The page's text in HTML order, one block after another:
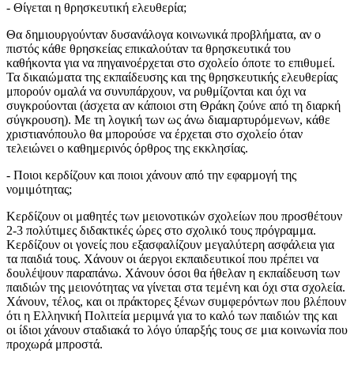
- Θίγεται η θρησκευτική ελευθερία;
Θα δημιουργούνταν δυσανάλογα κοινωνικά προβλήματα, αν ο
πιστός κάθε θρησκείας επικαλούταν τα θρησκευτικά του
καθήκοντα για να πηγαινοέρχεται στο σχολείο όποτε το επιθυμεί.
Τα δικαιώματα της εκπαίδευσης και της θρησκευτικής ελευθερίας
μπορούν ομαλά να συνυπάρχουν, να ρυθμίζονται και όχι να
συγκρούονται (άσχετα αν κάποιοι στη Θράκη ζούνε από τη διαρκή
σύγκρουση). Με τη λογική των ως άνω διαμαρτυρόμενων, κάθε
χριστιανόπουλο θα μπορούσε να έρχεται στο σχολείο όταν
τελειώνει ο καθημερινός όρθρος της εκκλησίας.
- Ποιοι κερδίζουν και ποιοι χάνουν από την εφαρμογή της
νομιμότητας;
Κερδίζουν οι μαθητές των μειονοτικών σχολείων που προσθέτουν
2-3 πολύτιμες διδακτικές ώρες στο σχολικό τους πρόγραμμα.
Κερδίζουν οι γονείς που εξασφαλίζουν μεγαλύτερη ασφάλεια για
τα παιδιά τους. Χάνουν οι άεργοι εκπαιδευτικοί που πρέπει να
δουλέψουν παραπάνω. Χάνουν όσοι θα ήθελαν η εκπαίδευση των
παιδιών της μειονότητας να γίνεται στα τεμένη και όχι στα σχολεία.
Χάνουν, τέλος, και οι πράκτορες ξένων συμφερόντων που βλέπουν
ότι η Ελληνική Πολιτεία μεριμνά για το καλό των παιδιών της και
οι ίδιοι χάνουν σταδιακά το λόγο ύπαρξής τους σε μια κοινωνία που
προχωρά μπροστά.